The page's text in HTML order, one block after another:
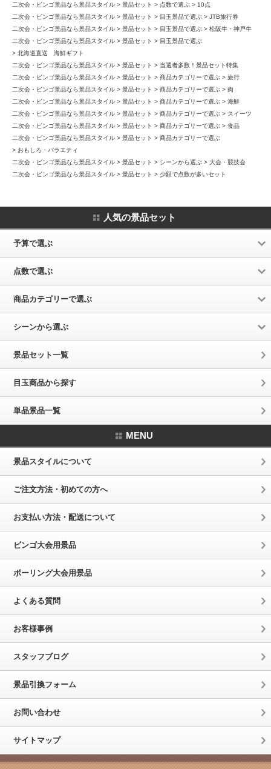
二次会・ビンゴ景品なら景品スタイル
景品セット 点数で選ぶ
10点
二次会・ビンゴ景品なら景品スタイル
景品セット 目玉景品で選ぶ
JTB旅行券
二次会・ビンゴ景品なら景品スタイル
景品セット 目玉景品で選ぶ
松阪牛・神戸牛
二次会・ビンゴ景品なら景品スタイル
景品セット
目玉景品で選ぶ
北海道直送 海鮮ギフト
二次会・ビンゴ景品なら景品スタイル
景品セット
当選者多数！景品セット特集
二次会・ビンゴ景品なら景品スタイル
景品セット 商品カテゴリーで選ぶ
旅行
二次会・ビンゴ景品なら景品スタイル
景品セット 商品カテゴリーで選ぶ
肉
二次会・ビンゴ景品なら景品スタイル
景品セット 商品カテゴリーで選ぶ
海鮮
二次会・ビンゴ景品なら景品スタイル
景品セット 商品カテゴリーで選ぶ
スイーツ
二次会・ビンゴ景品なら景品スタイル
景品セット 商品カテゴリーで選ぶ
食品
二次会・ビンゴ景品なら景品スタイル
景品セット
商品カテゴリーで選ぶ
おもしろ・バラエティ
二次会・ビンゴ景品なら景品スタイル
景品セット シーンから選ぶ
大会・競技会
二次会・ビンゴ景品なら景品スタイル
景品セット 少額で点数が多いセット
人気の景品セット
予算で選ぶ
点数で選ぶ
商品カテゴリーで選ぶ
シーンから選ぶ
景品セット一覧
目玉商品から探す
単品景品一覧
MENU
景品スタイルについて
ご注文方法・初めての方へ
お支払い方法・配送について
ビンゴ大会用景品
ボーリング大会用景品
よくある質問
お客様事例
スタッフブログ
景品引換フォーム
お問い合わせ
サイトマップ